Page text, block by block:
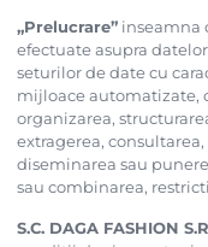
„Prelucrare” inseamna
efectuate asupra
seturilor de date cu
mijloace automatizate,
organizarea,
extragerea,
diseminarea sau
sau combinarea,
S.C. DAGA FASHION